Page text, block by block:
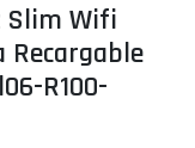
Slim Wifi
R100-